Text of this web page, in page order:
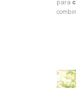
para